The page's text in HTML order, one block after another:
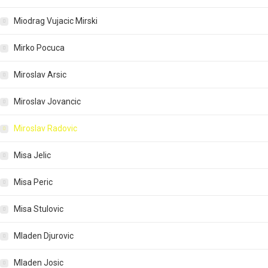
Miodrag Vujacic Mirski
Mirko Pocuca
Miroslav Arsic
Miroslav Jovancic
Miroslav Radovic
Misa Jelic
Misa Peric
Misa Stulovic
Mladen Djurovic
Mladen Josic